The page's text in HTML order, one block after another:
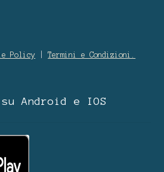
Policy |Termini e Condizioni.
Android e IOS